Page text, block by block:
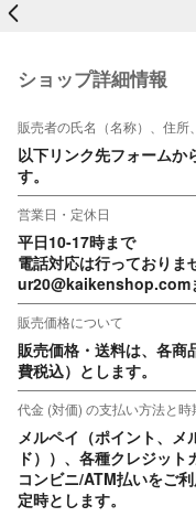
戻る
ショップ詳細情報
販売者の氏名（名称）、住所
以下リンク先フォームか
す。
営業日・定休日
平日10-17時まで
電話対応は行っておりま
ur20@kaikenshop.com
販売価格について
販売価格・送料は、各商
費税込）とします。
代金 (対価) の支払い方法と時
メルペイ（ポイント、メ
ド））、各種クレジッ
コンビニ/ATM払いをご
定時とします。